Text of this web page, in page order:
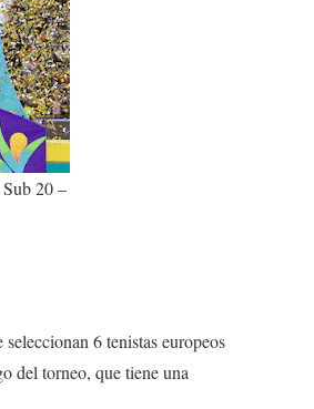
20 –
6 tenistas europeos
del torneo, que tiene una